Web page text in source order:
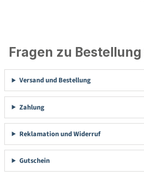
Fragen zu Bestellung
Versand und Bestellung
Zahlung
Reklamation und Widerruf
Gutschein